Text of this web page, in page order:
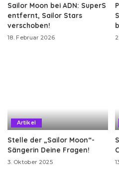
Sailor Moon bei ADN: SuperS
entfernt, Sailor Stars
verschoben!
18. Februar 2026
Artikel
Stelle der „Sailor Moon“-
Sängerin Deine Fragen!
3. Oktober 2025